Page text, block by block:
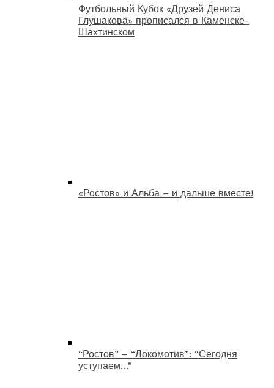
Футбольный Кубок «Друзей Дениса
Глушакова» прописался в Каменске-
Шахтинском
«Ростов» и Альба – и дальше вместе!
“Ростов” – “Локомотив”: “Сегодня
уступаем…”